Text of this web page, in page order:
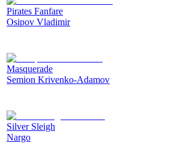
Pirates Fanfare
Osipov Vladimir
Masquerade
Semion Krivenko-Adamov
Silver Sleigh
Nargo